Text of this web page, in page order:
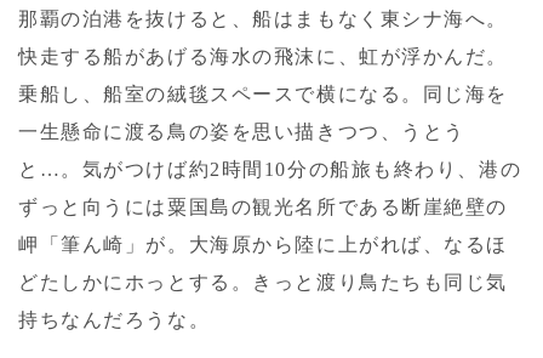
那覇の泊港を抜けると、船はまもなく東シナ海へ。
快走する船があげる海水の飛沫に、虹が浮かんだ。
乗船し、船室の絨毯スペースで横になる。同じ海を
一生懸命に渡る鳥の姿を思い描きつつ、うとう
と…。気がつけば約2時間10分の船旅も終わり、港の
ずっと向うには粟国島の観光名所である断崖絶壁の
岬「筆ん崎」が。大海原から陸に上がれば、なるほ
どたしかにホっとする。きっと渡り鳥たちも同じ気
持ちなんだろうな。